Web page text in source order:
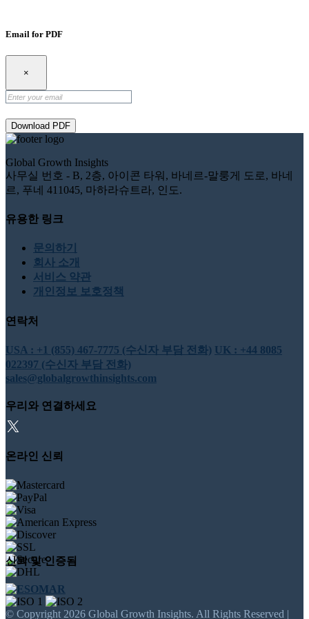
Email for PDF
×
Download PDF
Global Growth Insights
사무실 번호 - B, 2층, 아이콘 타워, 바네르-말룽게 도로, 바네
르, 푸네 411045, 마하라슈트라, 인도.
유용한 링크
문의하기
회사 소개
서비스 약관
개인정보 보호정책
연락처
USA : +1 (855) 467-7775 (수신자 부담 전화) UK : +44 8085
022397 (수신자 부담 전화)
sales@globalgrowthinsights.com
우리와 연결하세요
온라인 신뢰
신뢰 및 인증됨
© Copyright 2026 Global Growth Insights. All Rights Reserved |